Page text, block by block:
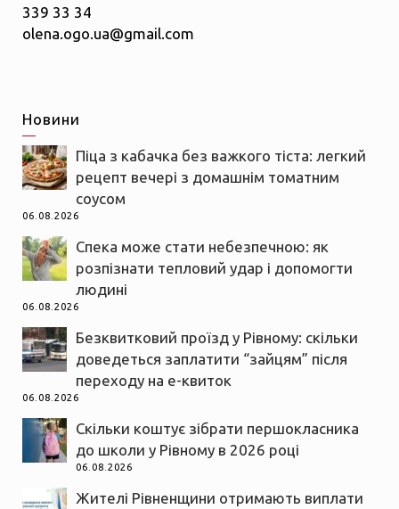
339 33 34
olena.ogo.ua@gmail.com
Новини
Піца з кабачка без важкого тіста: легкий
рецепт вечері з домашнім томатним
соусом
06.08.2026
Спека може стати небезпечною: як
розпізнати тепловий удар і допомогти
людині
06.08.2026
Безквитковий проїзд у Рівному: скільки
доведеться заплатити “зайцям” після
переходу на е-квиток
06.08.2026
Скільки коштує зібрати першокласника
до школи у Рівному в 2026 році
06.08.2026
Жителі Рівненщини отримають виплати